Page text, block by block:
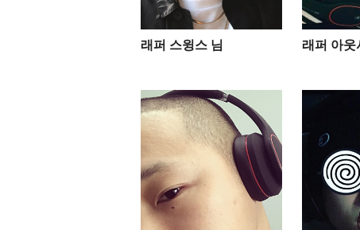
래퍼 스윙스 님 래퍼 아웃